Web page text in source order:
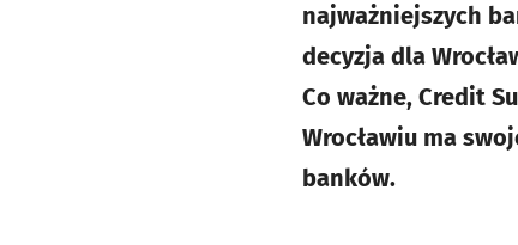
najważniejszych
decyzja dla
Co ważne, Credit
Wrocławiu ma
banków.